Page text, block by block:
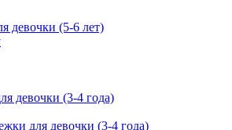
девочки (5-6 лет)
для девочки (3-4 года)